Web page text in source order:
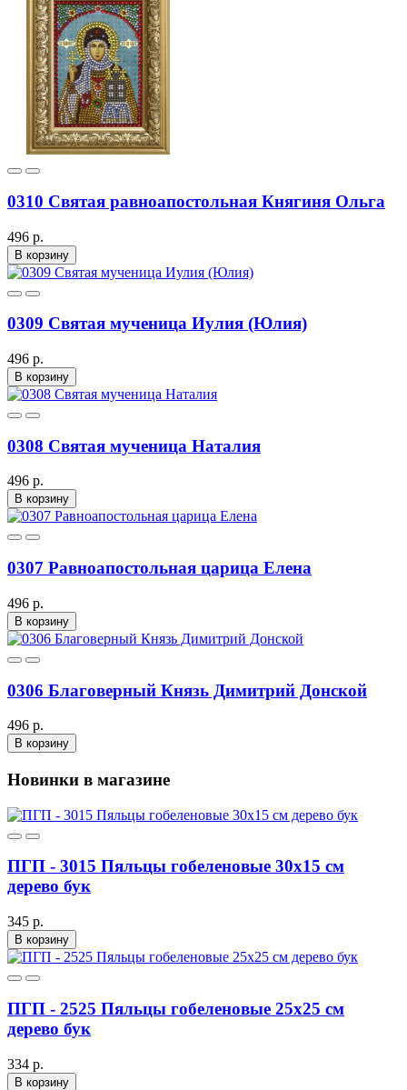
0310 Святая равноапостольная Княгиня Ольга
496 р.
В корзину
0309 Святая мученица Иулия (Юлия)
496 р.
В корзину
0308 Святая мученица Наталия
496 р.
В корзину
0307 Равноапостольная царица Елена
496 р.
В корзину
0306 Благоверный Князь Димитрий Донской
496 р.
В корзину
Новинки в магазине
ПГП - 3015 Пяльцы гобеленовые 30х15 см
дерево бук
345 р.
В корзину
ПГП - 2525 Пяльцы гобеленовые 25х25 см
дерево бук
334 р.
В корзину